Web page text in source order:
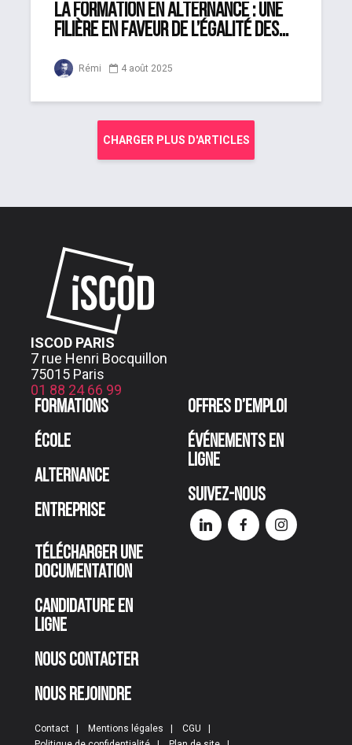
La formation en alternance : une
filière en faveur de l’égalité des...
Rémi 4 août 2025
CHARGER PLUS D'ARTICLES
ISCOD PARIS
7 rue Henri Bocquillon
75015 Paris
01 88 24 66 99
Formations
École
Alternance
Entreprise
Offres d’emploi
Événements en
ligne
Suivez-nous
Télécharger une
documentation
Candidature en
ligne
Nous contacter
Nous rejoindre
Contact Mentions légales
CGU